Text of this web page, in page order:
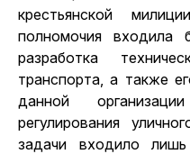
крестьянской
полномочия входила
разработка
транспорта, а также
данной
регулирования
задачи входило лишь